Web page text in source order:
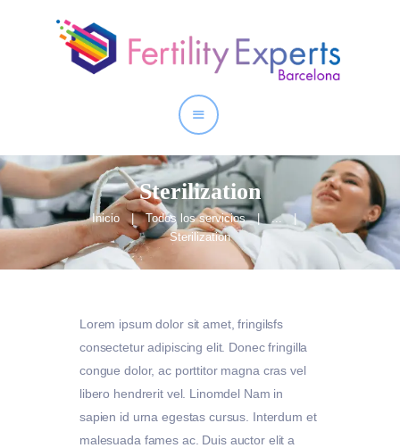
Sterilization
Inicio Todos los servicios
...
Sterilization
Inicio
Nuestros Servicios
Lorem ipsum dolor sit amet, fringilsfs
consectetur adipiscing elit. Donec fringilla
congue dolor, ac porttitor magna cras vel
libero hendrerit vel. Linomdel Nam in
sapien id urna egestas cursus. Interdum et
malesuada fames ac. Duis auctor elit a